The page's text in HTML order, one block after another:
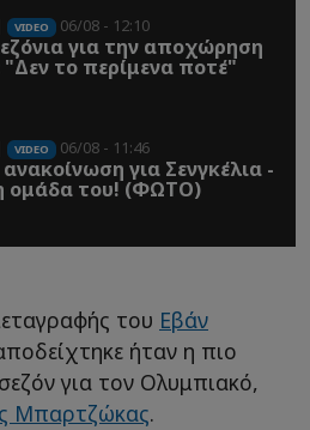
VIDEO 06/08 - 12:10
για την αποχώρηση
το περίμενα ποτέ"
VIDEO 06/08 - 11:46
για Σενγκέλια -
ομάδα του! (ΦΩΤΟ)
του Εβάν
ήταν η πιο
για τον Ολυμπιακό,
Μπαρτζώκας.